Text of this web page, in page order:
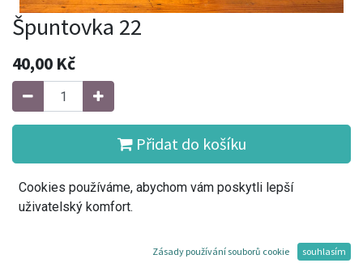
Špuntovka 22
40,00 Kč
Přidat do košíku
Koupit
Přidat do seznamu přání
Cookies používáme, abychom vám poskytli lepší
uživatelský komfort.
Zásady používání souborů cookie souhlasím